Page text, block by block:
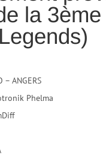
la
– ANGERS
Phelma